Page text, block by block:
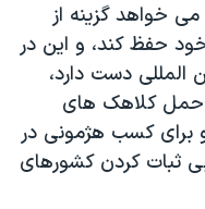
خواهد گزینه از
خود حفظ کند، و این در
دست دارد،
حمل کلاهک های
برای کسب هژمونی در
ثبات کردن کشورهای